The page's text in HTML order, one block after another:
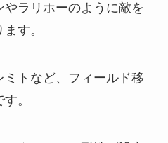
ラリホーのように敵を
す。
トなど、フィールド移
。